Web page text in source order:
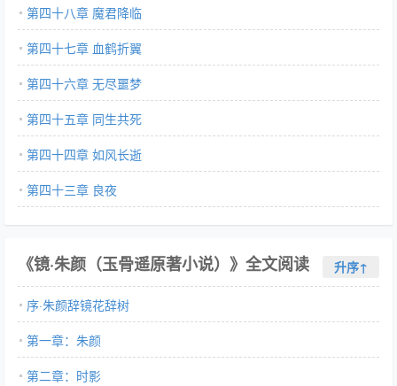
第四十八章 魔君降临
第四十七章 血鹤折翼
第四十六章 无尽噩梦
第四十五章 同生共死
第四十四章 如风长逝
第四十三章 良夜
《镜·朱颜（玉骨遥原著小说）》全文阅读 升序↑
序·朱颜辞镜花辞树
第一章：朱颜
第二章：时影